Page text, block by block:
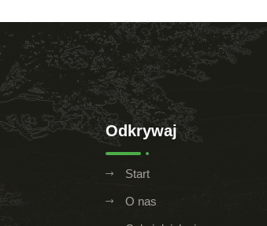
Odkrywaj
Start
O nas